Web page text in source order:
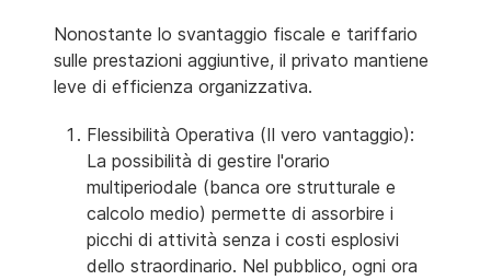
Nonostante lo svantaggio fiscale e tariffario
sulle prestazioni aggiuntive, il privato mantiene
leve di efficienza organizzativa.
Flessibilità Operativa (Il vero vantaggio):
La possibilità di gestire l'orario
multiperiodale (banca ore strutturale e
calcolo medio) permette di assorbire i
picchi di attività senza i costi esplosivi
dello straordinario. Nel pubblico, ogni ora